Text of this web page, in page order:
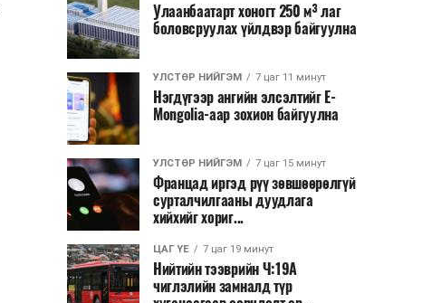
Улаанбаатарт хоногт 250 м³ лаг
боловсруулах үйлдвэр байгуулна
УЛСТӨР НИЙГЭМ 7 цаг 11 минут
Нэгдүгээр ангийн элсэлтийг E-
Mongolia-аар зохион байгуулна
УЛСТӨР НИЙГЭМ 7 цаг 15 минут
Францад иргэд рүү зөвшөөрөлгүй
сурталчилгааны дуудлага
хийхийг хориг...
ЦАГ ҮЕ 7 цаг 19 минут
Нийтийн тээврийн Ч:19А
чиглэлийн замналд түр